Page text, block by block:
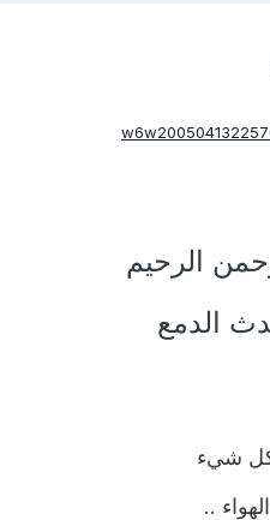
الرحيم
الدمع
شيء
..